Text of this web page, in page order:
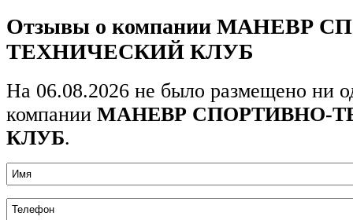
Отзывы о компании МАНЕВР
ТЕХНИЧЕСКИЙ КЛУБ
На 06.08.2026 не было размещено ни
компании МАНЕВР СПОРТИВНО-
КЛУБ.